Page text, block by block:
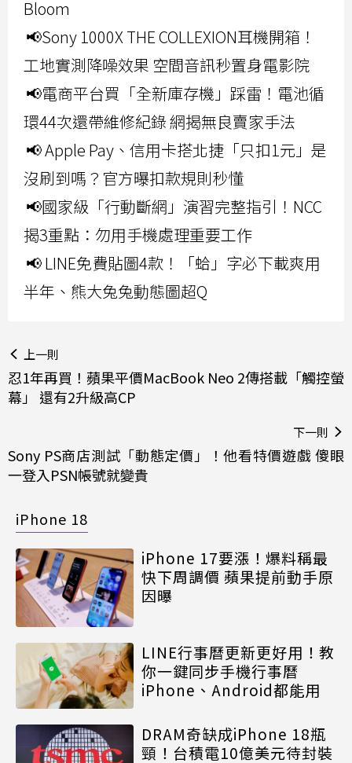
Bloom
📢Sony 1000X THE COLLEXION耳機開箱！
工地實測降噪效果 空間音訊秒置身電影院
📢電商平台買「全新庫存機」踩雷！電池循
環44次還帶維修紀錄 網揭無良賣家手法
📢 Apple Pay、信用卡搭北捷「只扣1元」是
沒刷到嗎？官方曝扣款規則秒懂
📢國家級「行動斷網」演習完整指引！NCC
揭3重點：勿用手機處理重要工作
📢 LINE免費貼圖4款！「蛤」字必下載爽用
半年、熊大兔兔動態圖超Q
上一則
忍1年再買！蘋果平價MacBook Neo 2傳搭載「觸控螢
幕」 還有2升級高CP
下一則
Sony PS商店測試「動態定價」！他看特價遊戲 傻眼
一登入PSN帳號就變貴
iPhone 18
iPhone 17要漲！爆料稱最
快下周調價 蘋果提前動手原
因曝
LINE行事曆更新更好用！教
你一鍵同步手機行事曆
iPhone、Android都能用
DRAM奇缺成iPhone 18瓶
頸！台積電10億美元待封裝